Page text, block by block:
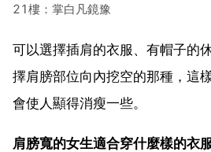
21樓：掌白凡鏡豫
可以選擇插肩的衣服、有帽子的
擇肩膀部位向內挖空的那種，這
會使人顯得消瘦一些。
肩膀寬的女生適合穿什麼樣的衣